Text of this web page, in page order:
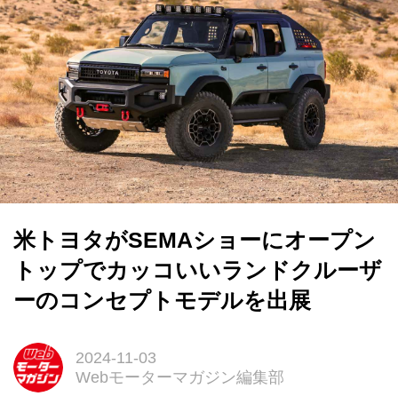
米トヨタがSEMAショーにオープン
トップでカッコいいランドクルーザ
ーのコンセプトモデルを出展
2024-11-03
Webモーターマガジン編集部